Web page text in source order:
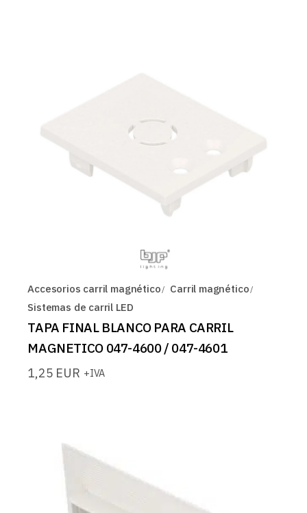
Accesorios carril magnético
Carril magnético
Sistemas de carril LED
TAPA FINAL BLANCO PARA CARRIL
MAGNETICO 047-4600 / 047-4601
1,25 EUR +IVA